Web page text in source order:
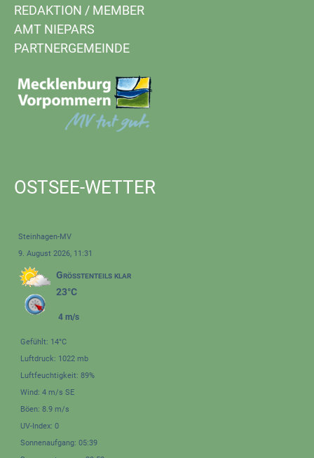
REDAKTION / MEMBER
AMT NIEPARS
PARTNERGEMEINDE
OSTSEE-WETTER
Steinhagen-MV
9. August 2026, 11:31
Größtenteils klar
23°C
4 m/s
Gefühlt: 14°C
Luftdruck: 1022 mb
Luftfeuchtigkeit: 89%
Wind: 4 m/s SE
Böen: 8.9 m/s
UV-Index: 0
Sonnenaufgang: 05:39